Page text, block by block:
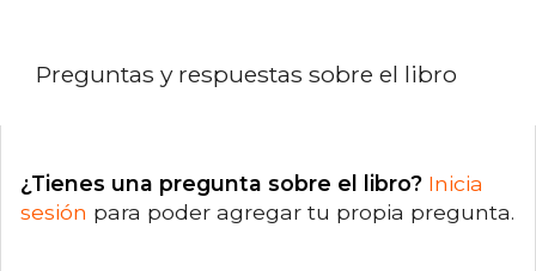
Preguntas y respuestas sobre el libro
¿Tienes una pregunta sobre el libro? Inicia
sesión para poder agregar tu propia pregunta.